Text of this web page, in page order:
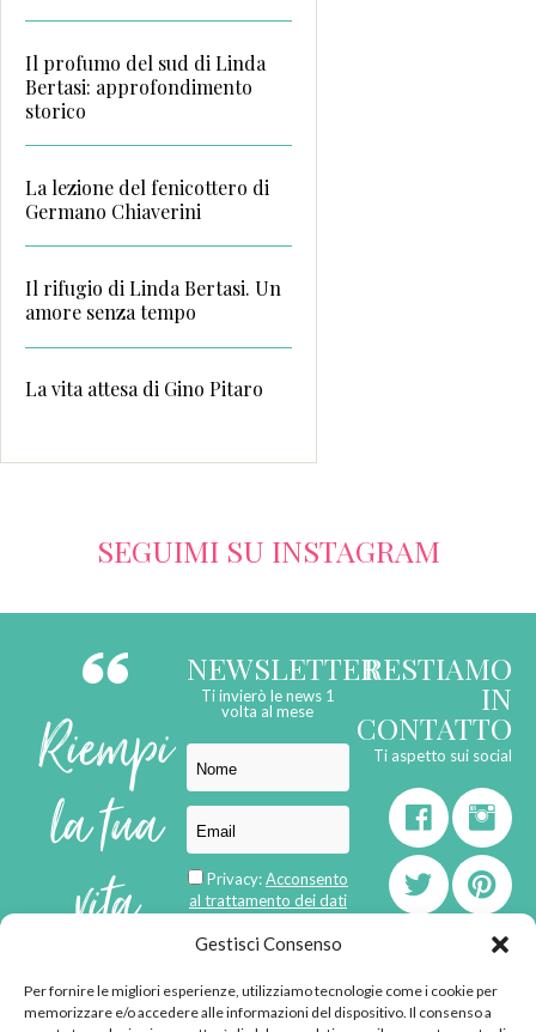
Gestisci Consenso
Per fornire le migliori esperienze, utilizziamo tecnologie come i cookie per
memorizzare e/o accedere alle informazioni del dispositivo. Il consenso a
Il profumo del sud di Linda
Bertasi: approfondimento
storico
La lezione del fenicottero di
Germano Chiaverini
Il rifugio di Linda Bertasi. Un
amore senza tempo
La vita attesa di Gino Pitaro
SEGUIMI SU INSTAGRAM
Riempi
la tua
vita
di
NEWSLETTER
Ti invierò le news 1
volta al mese
Privacy:Acconsento
al trattamento dei dati
RESTIAMO
IN
CONTATTO
Ti aspetto sui social
born inMaMaStudiOs